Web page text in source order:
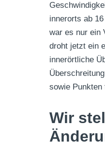
innerorts ab
war es nur ein
droht jetzt ein
innerörtliche
sowie Punkten
Wir